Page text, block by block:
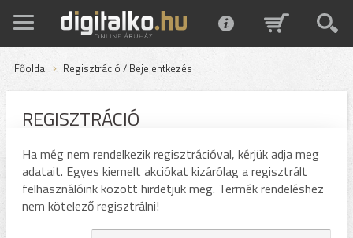
Főoldal Regisztráció / Bejelentkezés
REGISZTRÁCIÓ
Ha még nem rendelkezik regisztrációval, kérjük adja meg
adatait. Egyes kiemelt akciókat kizárólag a regisztrált
felhasználóink között hirdetjük meg. Termék rendeléshez
nem kötelező regisztrálni!